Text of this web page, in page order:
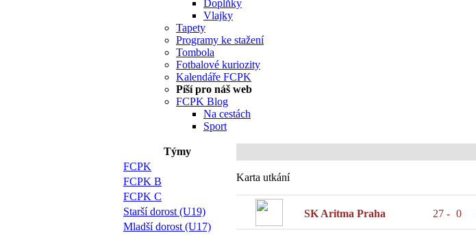
Doplňky
Vlajky
Tapety
Programy ke stažení
Tombola
Fotbalové kuriozity
Kalendáře FCPK
Píší pro náš web
FCPK Blog
Na cestách
Sport
Týmy
FCPK
FCPK B
FCPK C
Starší dorost (U19)
Mladší dorost (U17)
Karta utkání
SK Aritma Praha 27 - 0